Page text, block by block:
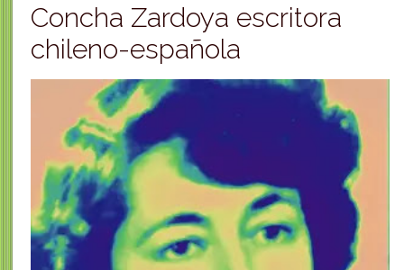
Concha Zardoya escritora
chileno-española